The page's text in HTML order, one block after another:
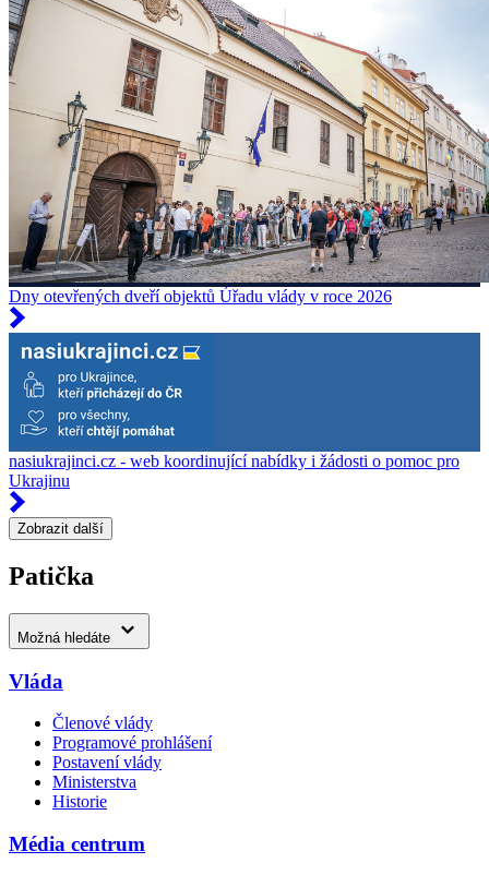
Dny otevřených dveří objektů Úřadu vlády v roce 2026
nasiukrajinci.cz - web koordinující nabídky i žádosti o pomoc pro
Ukrajinu
Zobrazit další
Patička
Možná hledáte
Vláda
Členové vlády
Programové prohlášení
Postavení vlády
Ministerstva
Historie
Média centrum